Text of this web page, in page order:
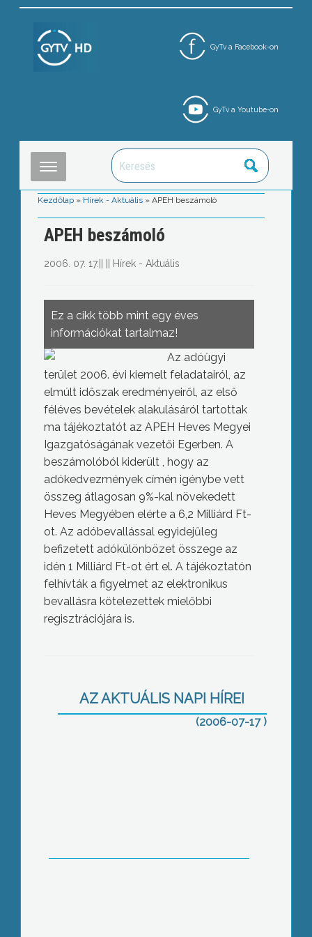
GyTv a Facebook-on
GyTv a Youtube-on
Kezdőlap » Hírek - Aktuális »APEH beszámoló
APEH beszámoló
2006. 07. 17. Hírek - Aktuális
Ez a cikk több mint egy éves
információkat tartalmaz!
Az adóügyi
terület 2006. évi kiemelt feladatairól, az
elmúlt időszak eredményeiről, az első
féléves bevételek alakulásáról tartottak
ma tájékoztatót az APEH Heves Megyei
Igazgatóságának vezetői Egerben. A
beszámolóból kiderült , hogy az
adókedvezmények címén igénybe vett
összeg átlagosan 9%-kal növekedett
Heves Megyében elérte a 6,2 Milliárd Ft-
ot. Az adóbevallással egyidejűleg
befizetett adókülönbözet összege az
idén 1 Milliárd Ft-ot ért el. A tájékoztatón
felhívták a figyelmet az elektronikus
bevallásra kötelezettek mielőbbi
regisztrációjára is.
AZ AKTUÁLIS NAPI HÍREI
(2006-07-17 )